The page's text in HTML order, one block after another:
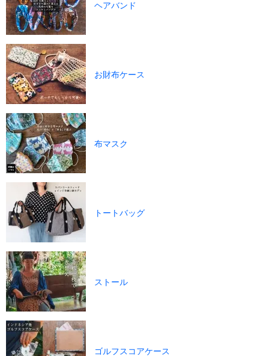
ヘアバンド
お財布ケース
布マスク
トートバッグ
ストール
ゴルフスコアケース